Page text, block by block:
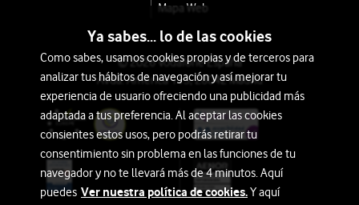
Mapa Web
© 2026 Vodafone España
Avda. América 115, 28042 Madrid
Ya sabes... lo de las cookies
Como sabes, usamos cookies propias y de terceros para
analizar tus hábitos de navegación y así mejorar tu
experiencia de usuario ofreciendo una publicidad más
adaptada a tus preferencia. Al aceptar las cookies
consientes estos usos, pero podrás retirar tu
consentimiento sin problema en las funciones de tu
navegador y no te llevará más de 4 minutos. Aquí
puedes Ver nuestra política de cookies.Y aquí